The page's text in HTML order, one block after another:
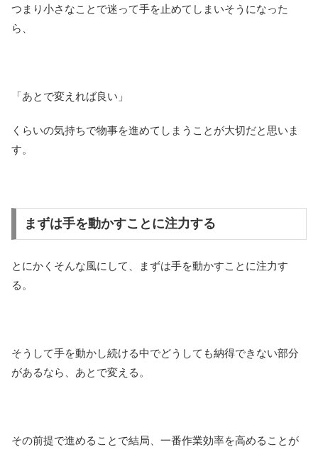
つまり小さなことで迷って手を止めてしまいそうになった
ら、
「あとで変えれば良い」
くらいの気持ちで物事を進めてしまうことが大切だと思いま
す。
まずは手を動かすことに注力する
とにかくそんな風にして、まずは手を動かすことに注力す
る。
そうして手を動かし続ける中でどうしても納得できない部分
があるなら、あとで変える。
その前提で進めることで結局、一番作業効率を高めることが